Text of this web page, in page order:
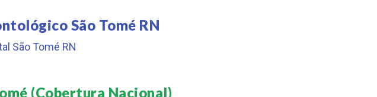
São Tomé RN
São Tomé RN
(Cobertura Nacional)​